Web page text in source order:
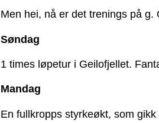
Men hei, nå er det trenings på
Søndag
1 times løpetur i Geilofjellet.
Mandag
En fullkropps styrkeøkt, som gikk